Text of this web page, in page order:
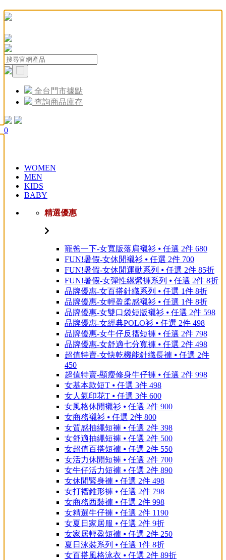
全台門市據點
查詢商品庫存
0
WOMEN
MEN
KIDS
BABY
精選優惠
寵爸一下-女寬版落肩襯衫 ⦁ 任選 2件 680
FUN!暑假-女休閒襯衫 ⦁ 任選 2件 700
FUN!暑假-女休閒運動系列 ⦁ 任選 2件 85折
FUN!暑假-女彈性縲縈褲系列 ⦁ 任選 2件 8折
品牌優惠-女百搭針織系列 ⦁ 任選 1件 8折
品牌優惠-女輕盈柔感襯衫 ⦁ 任選 1件 8折
品牌優惠-女雙口袋短版襯衫 ⦁ 任選 2件 598
品牌優惠-女經典POLO衫 ⦁ 任選 2件 498
品牌優惠-女牛仔反摺短褲 ⦁ 任選 2件 798
品牌優惠-女舒適七分寬褲 ⦁ 任選 2件 498
超值特賣-女快乾機能針織長褲 ⦁ 任選 2件
450
超值特賣-顯瘦修身牛仔褲 ⦁ 任選 2件 998
女基本款短T ⦁ 任選 3件 498
女人氣印花T ⦁ 任選 3件 600
女風格休閒襯衫 ⦁ 任選 2件 900
女商務襯衫 ⦁ 任選 2件 800
女質感抽繩短褲 ⦁ 任選 2件 398
女舒適抽繩短褲 ⦁ 任選 2件 500
女超值百搭短褲 ⦁ 任選 2件 550
女活力休閒短褲 ⦁ 任選 2件 700
女牛仔活力短褲 ⦁ 任選 2件 890
女休閒緊身褲 ⦁ 任選 2件 498
女打褶錐形褲 ⦁ 任選 2件 798
女商務西裝褲 ⦁ 任選 2件 998
女精選牛仔褲 ⦁ 任選 2件 1190
女夏日家居服 ⦁ 任選 2件 9折
女家居輕盈短褲 ⦁ 任選 2件 250
夏日泳裝系列 ⦁ 任選 1件 8折
女百搭風格泳衣 ⦁ 任選 2件 89折